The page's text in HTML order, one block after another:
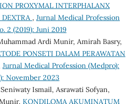
PROXYMAL INTERPHALANX
, Jurnal Medical Profession
2 (2019): Juni 2019
Ardi Munir, Amirah Basry,
PONSETI DALAM PERAWATAN
Jurnal Medical Profession (Medpro):
November 2023
Ismail, Asrawati Sofyan,
KONDILOMA AKUMINATUM